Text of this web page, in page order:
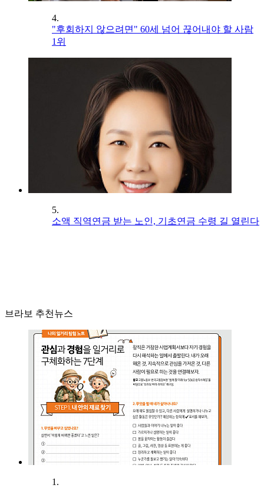
4.
"후회하지 않으려면" 60세 넘어 끊어내야 할 사람
1위
5.
소액 직역연금 받는 노인, 기초연금 수령 길 열린다
브라보 추천뉴스
1.